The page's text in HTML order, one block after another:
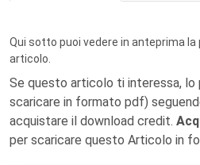
Qui sotto puoi vedere in anteprima
articolo.
Se questo articolo ti interessa, lo
scaricare in formato pdf)
acquistare il download credit.
per scaricare questo Articolo in